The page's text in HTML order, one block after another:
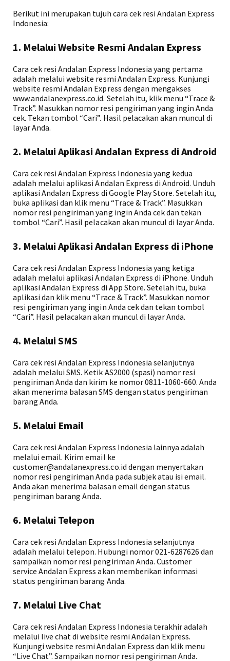
Berikut ini merupakan tujuh cara cek resi Andalan Express
Indonesia:
1. Melalui Website Resmi Andalan Express
Cara cek resi Andalan Express Indonesia yang pertama
adalah melalui website resmi Andalan Express. Kunjungi
website resmi Andalan Express dengan mengakses
www.andalanexpress.co.id. Setelah itu, klik menu “Trace &
Track”. Masukkan nomor resi pengiriman yang ingin Anda
cek. Tekan tombol “Cari”. Hasil pelacakan akan muncul di
layar Anda.
2. Melalui Aplikasi Andalan Express di Android
Cara cek resi Andalan Express Indonesia yang kedua
adalah melalui aplikasi Andalan Express di Android. Unduh
aplikasi Andalan Express di Google Play Store. Setelah itu,
buka aplikasi dan klik menu “Trace & Track”. Masukkan
nomor resi pengiriman yang ingin Anda cek dan tekan
tombol “Cari”. Hasil pelacakan akan muncul di layar Anda.
3. Melalui Aplikasi Andalan Express di iPhone
Cara cek resi Andalan Express Indonesia yang ketiga
adalah melalui aplikasi Andalan Express di iPhone. Unduh
aplikasi Andalan Express di App Store. Setelah itu, buka
aplikasi dan klik menu “Trace & Track”. Masukkan nomor
resi pengiriman yang ingin Anda cek dan tekan tombol
“Cari”. Hasil pelacakan akan muncul di layar Anda.
4. Melalui SMS
Cara cek resi Andalan Express Indonesia selanjutnya
adalah melalui SMS. Ketik AS2000 (spasi) nomor resi
pengiriman Anda dan kirim ke nomor 0811-1060-660. Anda
akan menerima balasan SMS dengan status pengiriman
barang Anda.
5. Melalui Email
Cara cek resi Andalan Express Indonesia lainnya adalah
melalui email. Kirim email ke
customer@andalanexpress.co.id dengan menyertakan
nomor resi pengiriman Anda pada subjek atau isi email.
Anda akan menerima balasan email dengan status
pengiriman barang Anda.
6. Melalui Telepon
Cara cek resi Andalan Express Indonesia selanjutnya
adalah melalui telepon. Hubungi nomor 021-6287626 dan
sampaikan nomor resi pengiriman Anda. Customer
service Andalan Express akan memberikan informasi
status pengiriman barang Anda.
7. Melalui Live Chat
Cara cek resi Andalan Express Indonesia terakhir adalah
melalui live chat di website resmi Andalan Express.
Kunjungi website resmi Andalan Express dan klik menu
“Live Chat”. Sampaikan nomor resi pengiriman Anda.